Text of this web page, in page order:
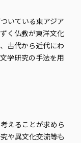
いている東アジア
く仏教が東洋文化
古代から近代にわ
学研究の手法を用
えることが求めら
や異文化交流等も